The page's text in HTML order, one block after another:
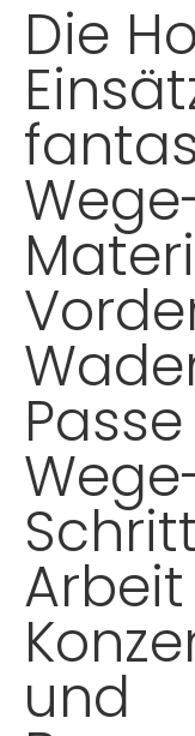
Die
Arbeit
und